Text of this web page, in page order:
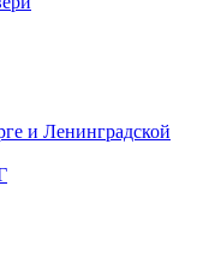
и Ленинградской